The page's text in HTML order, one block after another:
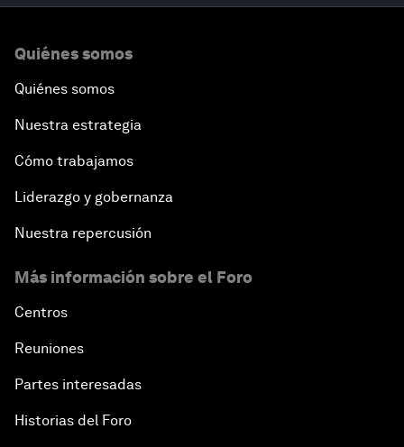
Quiénes somos
Quiénes somos
Nuestra estrategia
Cómo trabajamos
Liderazgo y gobernanza
Nuestra repercusión
Más información sobre el Foro
Centros
Reuniones
Partes interesadas
Historias del Foro